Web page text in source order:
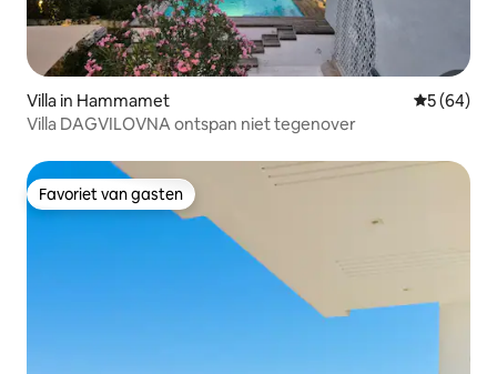
Villa in Hammamet
5 (64)
Villa DAGVILOVNA ontspan niet tegenover
Favoriet van gasten
Favoriet van gasten